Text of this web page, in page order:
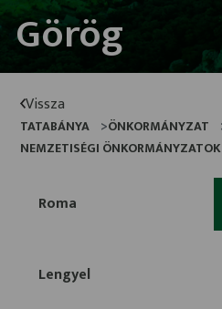
Görög
Vissza
TATABÁNYA
ÖNKORMÁNYZAT
NEMZETISÉGI ÖNKORMÁNYZATOK
Roma
Lengyel